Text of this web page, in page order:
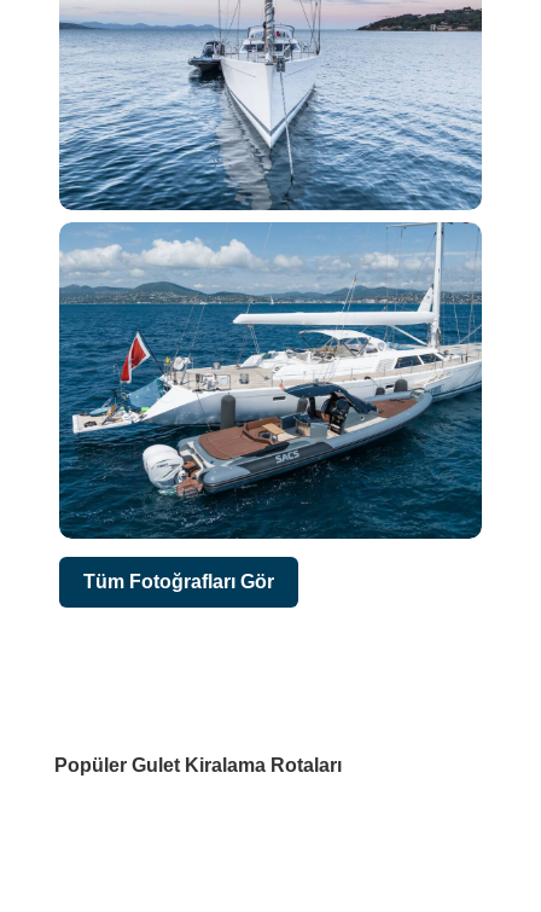
Tüm Fotoğrafları Gör
Popüler Gulet Kiralama Rotaları